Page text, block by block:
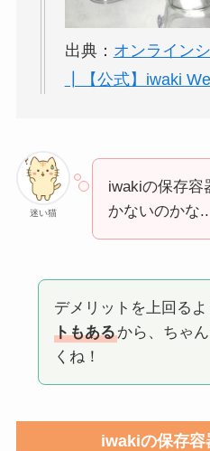
出典： オンライン
┃【公式】iwaki
迷い猫
iwakiの保存容
かないのかな
デメリットを上回るよ
トもあるから、ちゃ
くね！
iwakiの保存容